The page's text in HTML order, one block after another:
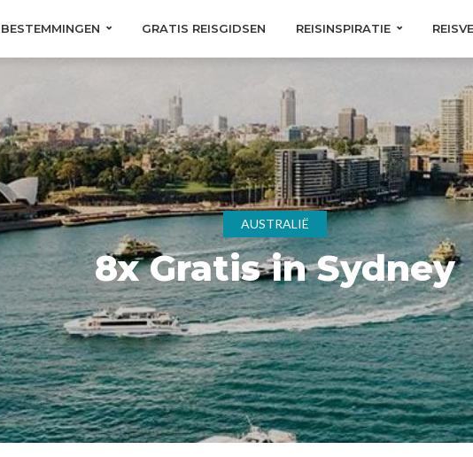
BESTEMMINGEN GRATIS REISGIDSEN REISINSPIRATIE
AUSTRALIË
8x Gratis in Sydney